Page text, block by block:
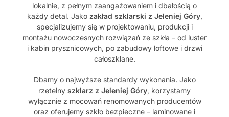
lokalnie, z pełnym zaangażowaniem i dbałością o
każdy detal. Jako zakład szklarski z Jeleniej Góry,
specjalizujemy się w projektowaniu, produkcji i
montażu nowoczesnych rozwiązań ze szkła – od luster
i kabin prysznicowych, po zabudowy loftowe i drzwi
całoszklane.
Dbamy o najwyższe standardy wykonania. Jako
rzetelny szklarz z Jeleniej Góry, korzystamy
wyłącznie z mocowań renomowanych producentów
oraz oferujemy szkło bezpieczne – laminowane i